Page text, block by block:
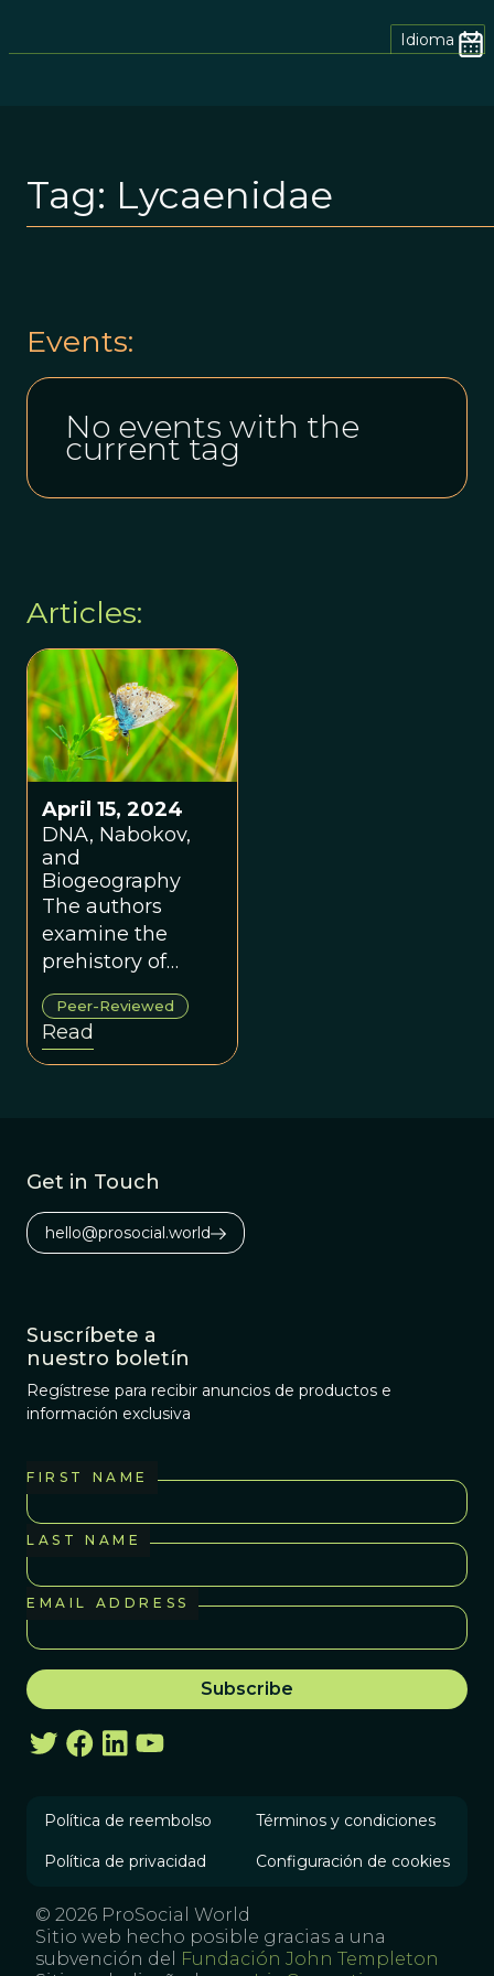
Idioma
Tag: Lycaenidae
Events:
No events with the
current tag
Articles:
April 15, 2024
DNA, Nabokov,
and
Biogeography
The authors
examine the
prehistory of
Nabokov’s
surprising,
controversial, and
ultimately
Polyommatini
Blue butterflies
across the
Peer-Reviewed
Read
Get in Touch
hello@prosocial.world
Suscríbete a
nuestro boletín
Regístrese para recibir anuncios de productos e
información exclusiva
FIRST NAME
LAST NAME
EMAIL ADDRESS
Política de reembolso Términos y condiciones
Política de privacidad Configuración de cookies
© 2026 ProSocial World
Sitio web hecho posible gracias a una
subvención del
Fundación John Templeton